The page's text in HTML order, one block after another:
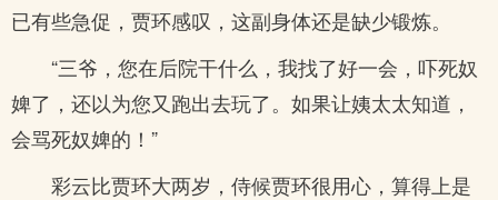
已有些急促，贾环感叹，这副身体还是缺少锻炼。
“三爷，您在后院干什么，我找了好一会，吓死奴
婢了，还以为您又跑出去玩了。如果让姨太太知道，
会骂死奴婢的！”
彩云比贾环大两岁，侍候贾环很用心，算得上是